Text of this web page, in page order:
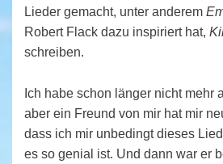
Lieder gemacht, unter anderem
Robert Flack dazu inspiriert hat,
schreiben.
Ich habe schon länger nicht mehr
aber ein Freund von mir hat mir
dass ich mir unbedingt dieses
es so genial ist. Und dann war er